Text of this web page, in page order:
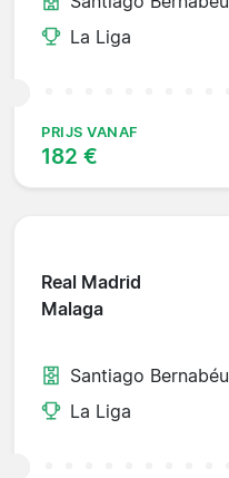
La Liga
PRIJS VANAF
182 €
Real Madrid
Malaga
Santiago Bernabéu
La Liga